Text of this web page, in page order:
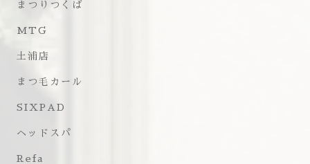
まつりつくば
MTG
土浦店
まつ毛カール
SIXPAD
ヘッドスパ
Refa